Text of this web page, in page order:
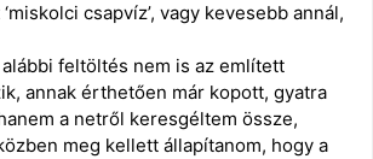
csapvíz’, vagy kevesebb annál,
feltöltés nem is az említett
annak érthetően már kopott, gyatra
a netről keresgéltem össze,
meg kellett állapítanom, hogy a